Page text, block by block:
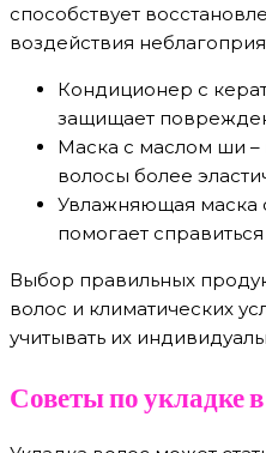
способствует
воздействия
Кондиционер с
защищает
Маска с маслом ши –
волосы более
Увлажняющая маска
помогает
Выбор правильных
волос и климатических
учитывать их
Советы по укладке